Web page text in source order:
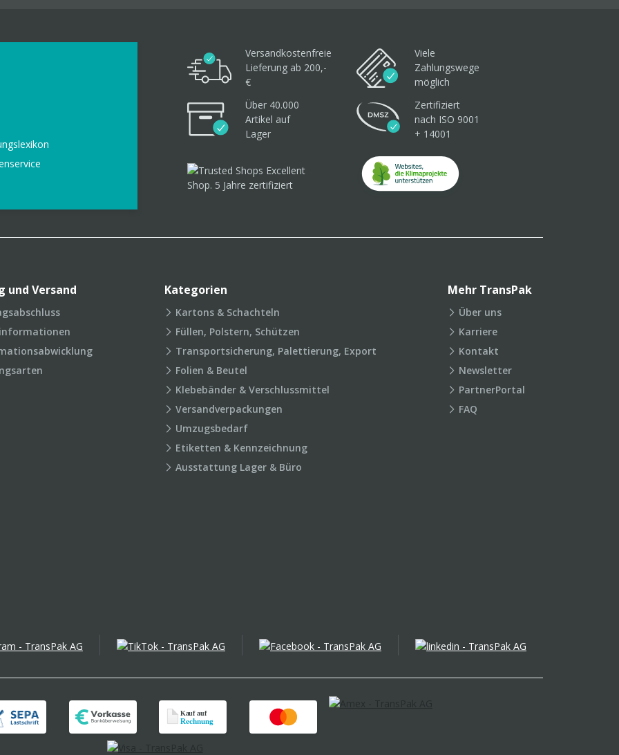
Versandkostenfreie
Lieferung ab 200,-
€
Viele
Zahlungswege
möglich
Über 40.000
Artikel auf
Lager
Zertifiziert
nach ISO 9001
+ 14001
und Versand Kategorien
Kartons & Schachteln
Füllen, Polstern, Schützen
Transportsicherung, Palettierung, Export
Folien & Beutel
Klebebänder & Verschlussmittel
Versandverpackungen
Umzugsbedarf
Etiketten & Kennzeichnung
Ausstattung Lager & Büro
Mehr TransPak
Über uns
Karriere
Kontakt
Newsletter
PartnerPortal
FAQ